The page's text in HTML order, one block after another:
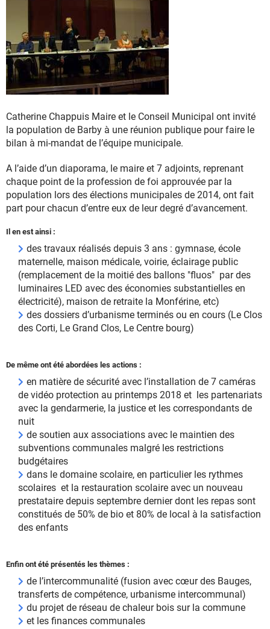
Catherine Chappuis Maire et le Conseil Municipal ont invité
la population de Barby à une réunion publique pour faire le
bilan à mi-mandat de l’équipe municipale.
A l’aide d’un diaporama, le maire et 7 adjoints, reprenant
chaque point de la profession de foi approuvée par la
population lors des élections municipales de 2014, ont fait
part pour chacun d’entre eux de leur degré d’avancement.
Il en est ainsi :
des travaux réalisés depuis 3 ans : gymnase, école
maternelle, maison médicale, voirie, éclairage public
(remplacement de la moitié des ballons "fluos" par des
luminaires LED avec des économies substantielles en
électricité), maison de retraite la Monférine, etc)
des dossiers d’urbanisme terminés ou en cours (Le Clos
des Corti, Le Grand Clos, Le Centre bourg)
De même ont été abordées les actions :
en matière de sécurité avec l’installation de 7 caméras
de vidéo protection au printemps 2018 et les partenariats
avec la gendarmerie, la justice et les correspondants de
nuit
de soutien aux associations avec le maintien des
subventions communales malgré les restrictions
budgétaires
dans le domaine scolaire, en particulier les rythmes
scolaires et la restauration scolaire avec un nouveau
prestataire depuis septembre dernier dont les repas sont
constitués de 50% de bio et 80% de local à la satisfaction
des enfants
Enfin ont été présentés les thèmes :
de l’intercommunalité (fusion avec cœur des Bauges,
transferts de compétence, urbanisme intercommunal)
du projet de réseau de chaleur bois sur la commune
et les finances communales